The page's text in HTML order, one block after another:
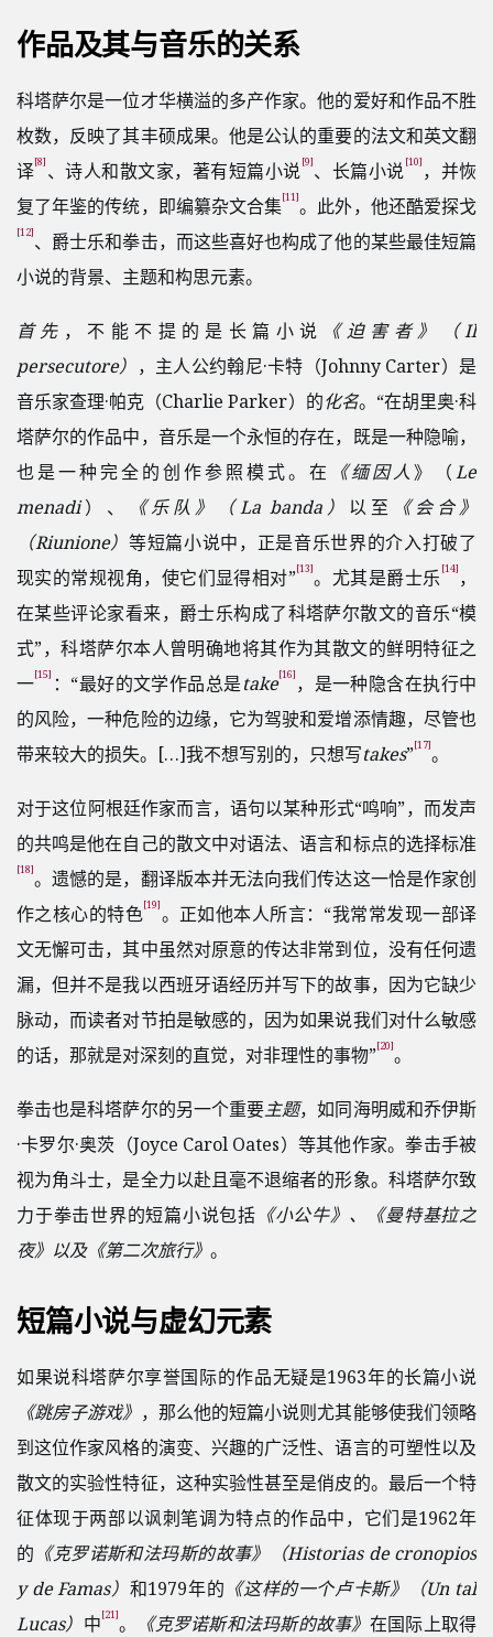
作品及其与音乐的关系
科塔萨尔是一位才华横溢的多产作家。他的爱好和作品不胜
枚数，反映了其丰硕成果。他是公认的重要的法文和英文翻
译[8] 、诗人和散文家，著有短篇小说[9]、长篇小说[10] ，并恢
复了年鉴的传统，即编纂杂文合集[11]。此外，他还酷爱探戈
[12]、爵士乐和拳击，而这些喜好也构成了他的某些最佳短篇
小说的背景、主题和构思元素。
首先 ，不能不提的是长篇小说
《迫害者》（Il
persecutore） ，主人公约翰尼·卡特（Johnny Carter）是
音乐家查理·帕克（Charlie Parker）的化名。“在胡里奥·科
塔萨尔的作品中，音乐是一个永恒的存在，既是一种隐喻，
也是一种完全的创作参照模式。在
《缅因人》（Le
menadi）、 《乐队》（La banda） 以至
《会合》
（Riunione） 等短篇小说中，正是音乐世界的介入打破了
现实的常规视角，使它们显得相对”[13]。尤其是爵士乐 [14] ，
在某些评论家看来，爵士乐构成了科塔萨尔散文的音乐“模
式”，科塔萨尔本人曾明确地将其作为其散文的鲜明特征之
一[15] ：“最好的文学作品总是take[16] ，是一种隐含在执行中
的风险，一种危险的边缘，它为驾驶和爱增添情趣，尽管也
带来较大的损失。[…]我不想写别的，只想写takes”[17]。
对于这位阿根廷作家而言，语句以某种形式“鸣响”，而发声
的共鸣是他在自己的散文中对语法、语言和标点的选择标准
[18]。遗憾的是，翻译版本并无法向我们传达这一恰是作家创
作之核心的特色[19]。正如他本人所言：“我常常发现一部译
文无懈可击，其中虽然对原意的传达非常到位，没有任何遗
漏，但并不是我以西班牙语经历并写下的故事，因为它缺少
脉动，而读者对节拍是敏感的，因为如果说我们对什么敏感
的话，那就是对深刻的直觉，对非理性的事物”[20]。
拳击也是科塔萨尔的另一个重要主题，如同海明威和乔伊斯
·卡罗尔·奥茨（Joyce Carol Oates）等其他作家。拳击手被
视为角斗士，是全力以赴且毫不退缩者的形象。科塔萨尔致
力于拳击世界的短篇小说包括 《小公牛》、《曼特基拉之
夜》以及《第二次旅行》 。
短篇小说与虚幻元素
如果说科塔萨尔享誉国际的作品无疑是1963年的长篇小说
《跳房子游戏》 ，那么他的短篇小说则尤其能够使我们领略
到这位作家风格的演变、兴趣的广泛性、语言的可塑性以及
散文的实验性特征，这种实验性甚至是俏皮的。最后一个特
征体现于两部以讽刺笔调为特点的作品中，它们是1962年
的 《克罗诺斯和法玛斯的故事》（Historias de cronopios
y de Famas） 和1979年的 《这样的一个卢卡斯》（Un tal
Lucas） 中[21]。 《克罗诺斯和法玛斯的故事》 在国际上取得